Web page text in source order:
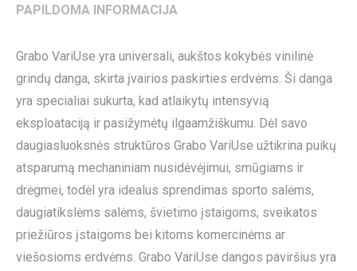
PAPILDOMA INFORMACIJA
Grabo VariUse yra universali, aukštos kokybės vinilinė
grindų danga, skirta įvairios paskirties erdvėms. Ši danga
yra specialiai sukurta, kad atlaikytų intensyvią
eksploataciją ir pasižymėtų ilgaamžiškumu. Dėl savo
daugiasluoksnės struktūros Grabo VariUse užtikrina puikų
atsparumą mechaniniam nusidėvėjimui, smūgiams ir
drėgmei, todėl yra idealus sprendimas sporto salėms,
daugiatikslėms salėms, švietimo įstaigoms, sveikatos
priežiūros įstaigoms bei kitoms komercinėms ar
viešosioms erdvėms. Grabo VariUse dangos paviršius yra